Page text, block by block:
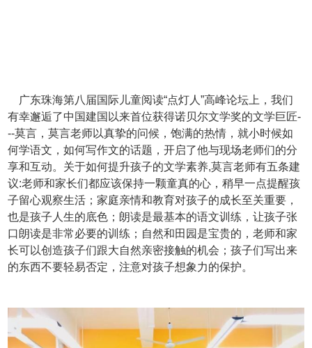
广东珠海第八届国际儿童阅读“点灯人”高峰论坛上，我们
有幸邂逅了中国建国以来首位获得诺贝尔文学奖的文学巨匠-
--莫言，莫言老师以真挚的问候，饱满的热情，就小时候如
何学语文，如何写作文的话题，开启了他与现场老师们的分
享和互动。关于如何提升孩子的文学素养,莫言老师有五条建
议:老师和家长们都应该保持一颗童真的心，稍早一点提醒孩
子留心观察生活；家庭亲情和教育对孩子的成长至关重要，
也是孩子人生的底色；朗读是最基本的语文训练，让孩子张
口朗读是非常必要的训练；自然和田园是宝贵的，老师和家
长可以创造孩子们跟大自然亲密接触的机会；孩子们写出来
的东西不要轻易否定，注意对孩子想象力的保护。